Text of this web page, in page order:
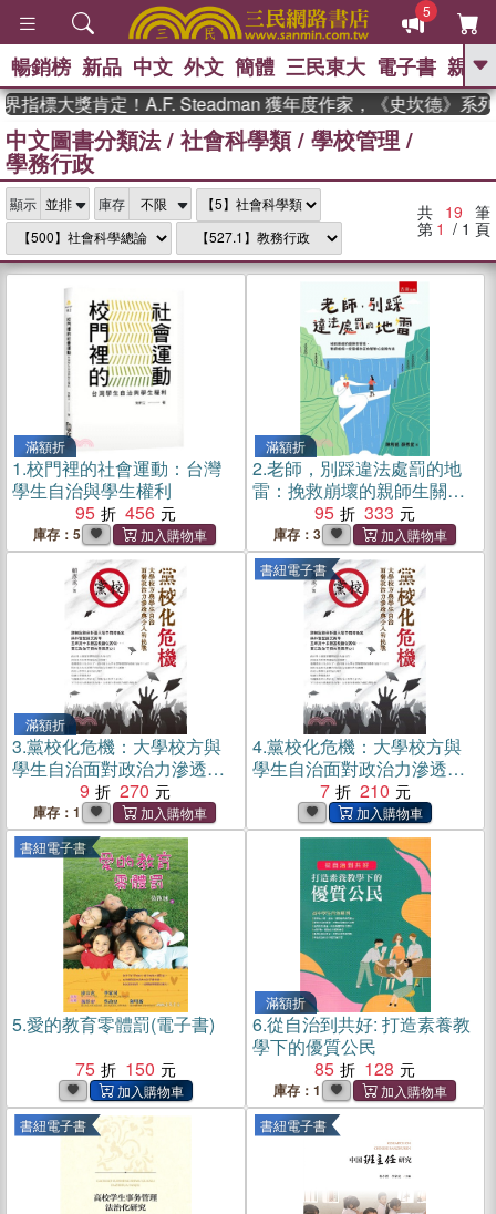
5
GO
熱搜： 東野圭吾 、 高希均教授回憶錄
、 、
繡 、 暑期推薦 、 方念華 、 台灣的
李登輝時代 、 數學女孩：黎曼猜想
、 偉大的迷走神經
如果歷史是一
群喵 、 臺灣漫遊錄
暢銷榜 新品 中文 外文 簡體 三民東大 電子書 親子
標大獎肯定！A.F. Steadman 獲年度作家，《史坎德》系列帶
中文圖書分類法/ 社會科學類/ 學校管理 /
學務行政
顯示 庫存 共 19 筆
第 1 / 1 頁
滿額折
1.校門裡的社會運動：台灣
學生自治與學生權利
95
456
庫存：5
滿額折
2.老師，別踩違法處罰的地
雷：挽救崩壞的親師生關
係，教育現瑒一定要懂的正
向管教心法與方法
95 333
庫存：3
滿額折
3.黨校化危機：大學校方與
學生自治面對政治力滲透與
介入的挑戰
9 270
庫存：1
書紐電子書
4.黨校化危機：大學校方與
學生自治面對政治力滲透與
介入的挑戰(電子書)
7 210
書紐電子書
5.愛的教育零體罰(電子書)
75
150
滿額折
6.從自治到共好: 打造素養教
學下的優質公民
85
128
庫存：1
書紐電子書 書紐電子書